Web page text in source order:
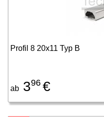
Profil 8 20x11 Typ B
ab 396 €